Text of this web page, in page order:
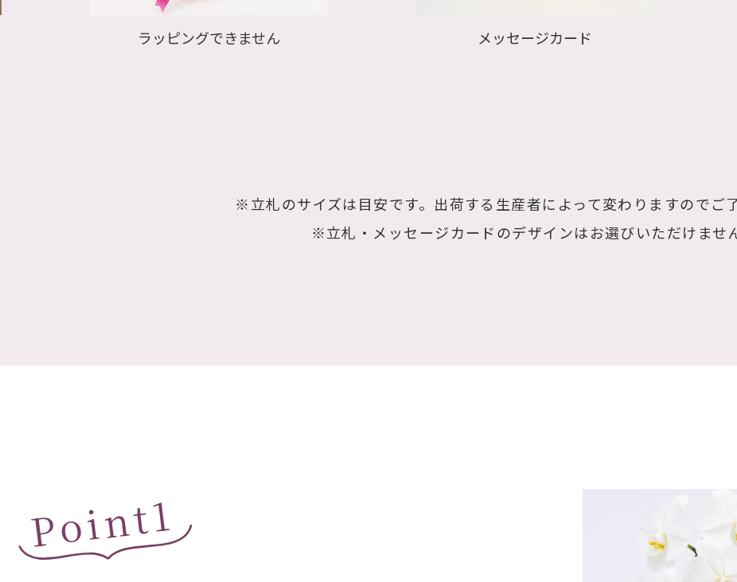
ラッピングできません メッセージカード
※立札のサイズは目安です。出荷する生産者によって変わりますのでご
※立札・メッセージカードのデザインはお選びいただけませ
Point1